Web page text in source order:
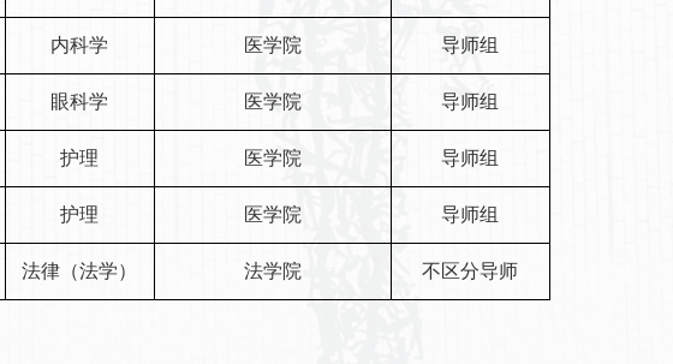
内科学 医学院 导师组
眼科学 医学院 导师组
护理 医学院 导师组
护理 医学院 导师组
法律（法学） 法学院 不区分导师